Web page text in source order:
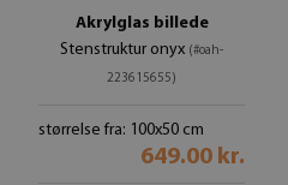
Akrylglas billede
Stenstruktur onyx (#oah-
223615655)
størrelse fra: 100x50 cm
649.00 kr.